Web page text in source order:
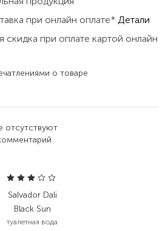
при онлайн оплате* Детали
скидка при оплате картой онлайн
о товаре
отсутствуют
Salvador Dali
Black Sun
туалетная вода